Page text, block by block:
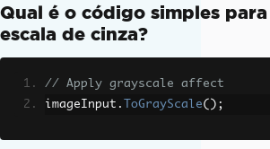
Qual é o código simples
escala de cinza?
// Apply grayscale affect
imageInput . ToGrayScale();